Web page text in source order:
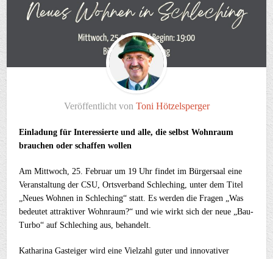
Veröffentlicht von Toni Hötzelsperger
Einladung für Interessierte und alle, die selbst Wohnraum
brauchen oder schaffen wollen
Am Mittwoch, 25. Februar um 19 Uhr findet im Bürgersaal eine
Veranstaltung der CSU, Ortsverband Schleching, unter dem Titel
„Neues Wohnen in Schleching“ statt. Es werden die Fragen „Was
bedeutet attraktiver Wohnraum?“ und wie wirkt sich der neue „Bau-
Turbo“ auf Schleching aus, behandelt.
Katharina Gasteiger wird eine Vielzahl guter und innovativer